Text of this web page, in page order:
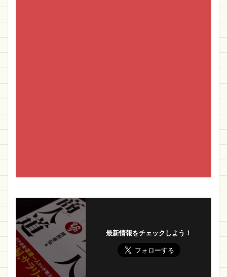
最新情報をチェックしよう！